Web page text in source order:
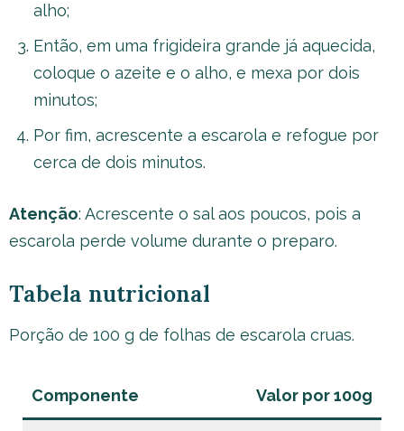
alho;
Então, em uma frigideira grande já aquecida,
coloque o azeite e o alho, e mexa por dois
minutos;
Por fim, acrescente a escarola e refogue por
cerca de dois minutos.
Atenção: Acrescente o sal aos poucos, pois a
escarola perde volume durante o preparo.
Tabela nutricional
Porção de 100 g de folhas de escarola cruas.
Componente Valor por 100g